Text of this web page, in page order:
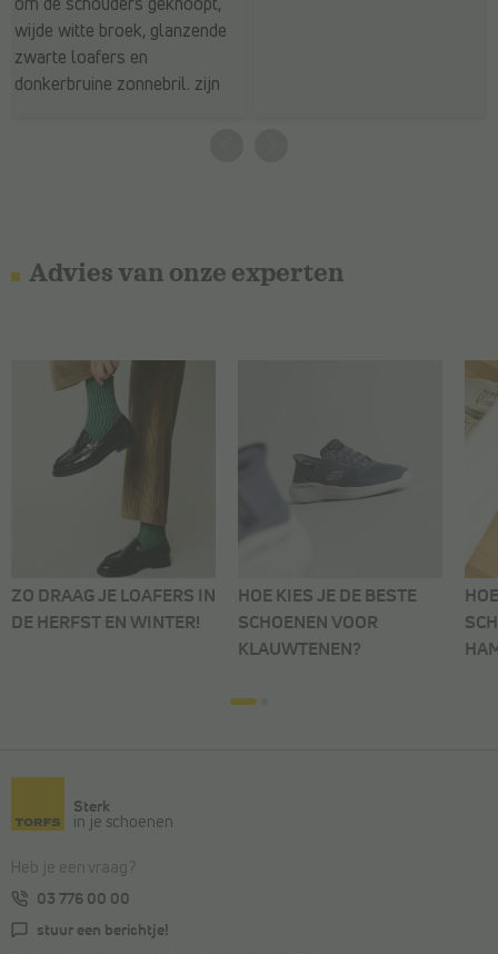
Advies van onze experten
ZO DRAAG JE LOAFERS IN
DE HERFST EN WINTER!
HOE KIES JE DE BESTE
SCHOENEN VOOR
KLAUWTENEN?
Sterk
in je schoenen
Heb je een vraag?
03 776 00 00
stuur een berichtje!